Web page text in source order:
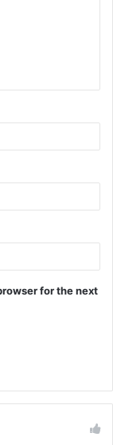
for the next